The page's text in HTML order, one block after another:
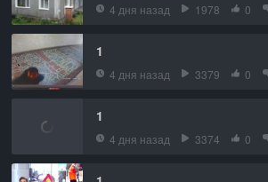
4 дня назад 1978 0
1
4 дня назад 3379 0
1
4 дня назад 3374 0